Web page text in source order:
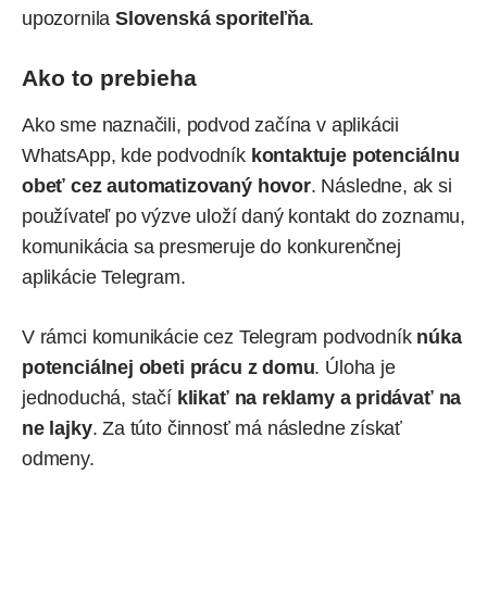
upozornilaSlovenská sporiteľňa.
Ako to prebieha
Ako sme naznačili, podvod začína v aplikácii
WhatsApp, kde podvodník kontaktuje potenciálnu
obeť cez automatizovaný hovor. Následne, ak si
používateľ po výzve uloží daný kontakt do zoznamu,
komunikácia sa presmeruje do konkurenčnej
aplikácieTelegram.
V rámci komunikácie cez Telegram podvodník núka
potenciálnej obeti prácu z domu. Úloha je
jednoduchá, stačí klikať na reklamy a pridávať na
ne lajky. Za túto činnosť má následne získať
odmeny.